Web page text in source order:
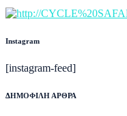
Instagram
[instagram-feed]
ΔΗΜΟΦΙΛΗ ΑΡΘΡΑ